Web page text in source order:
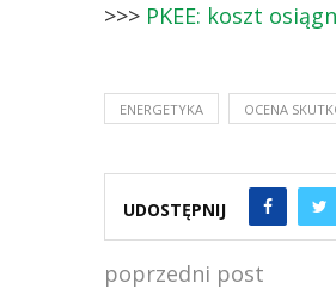
>>> PKEE: koszt
ENERGETYKA OCENA
UDOSTĘPNIJ
poprzedni post